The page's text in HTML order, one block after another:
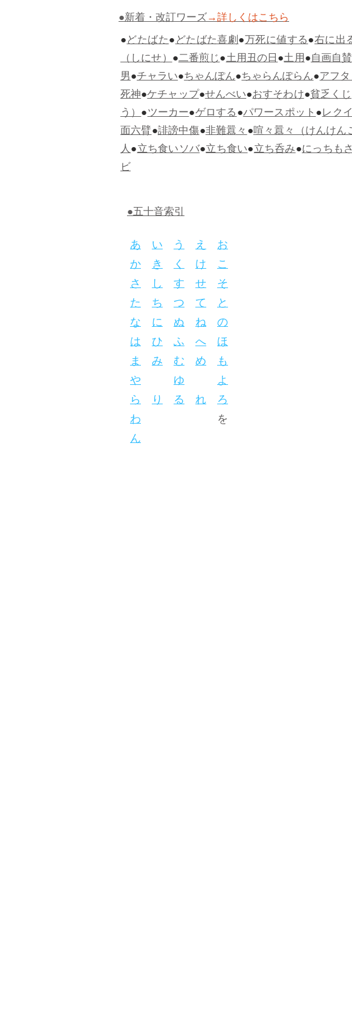
●新着・改訂ワーズ→詳しくはこちら
●どたばた●どたばた喜劇●万死に値する●右に出
（しにせ）●二番煎じ●土用丑の日●土用●自画自賛
男●チャラい●ちゃんぽん●ちゃらんぽらん●アフ
死神●ケチャップ●せんべい●おすそわけ●貧乏くじ
う）●ツーカー●ゲロする●パワースポット●レク
面六臂●誹謗中傷●非難囂々●喧々囂々（けんけん
人●立ち食いソバ●立ち食い●立ち呑み●にっちも
ビ
●五十音索引
あ い う え お
か き く け こ
さ し す せ そ
た ち つ て と
な に ぬ ね の
は ひ ふ へ ほ
ま み む め も
や
ゆ
よ
ら り る れ ろ
わ を
ん